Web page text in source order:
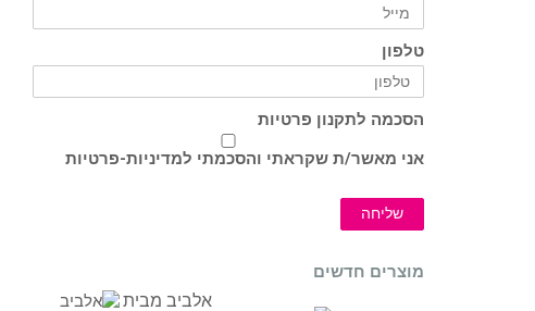
טלפון
הסכמה לתקנון פרטיות
אני מאשר/ת שקראתי והסכמתי למדיניות-פרטיות
שליחה
מוצרים חדשים
אלביב מבית